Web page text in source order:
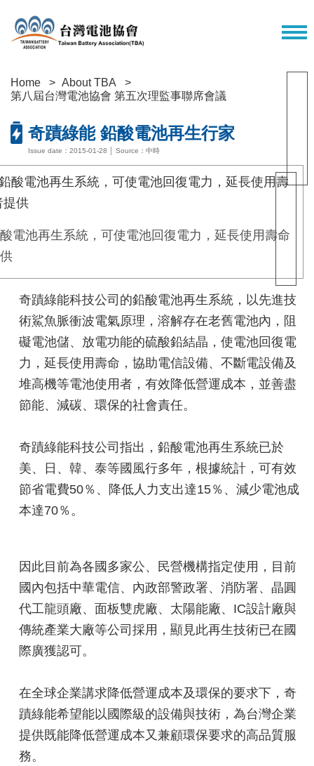
Home
About TBA
第八屆台灣電池協會 第五次理監事聯席會議
奇蹟綠能 鉛酸電池再生行家
Issue date：2015-01-28 │ Source：中時
電池再生系統，可使電池回復電力，延長使用壽命
奇蹟綠能科技公司的鉛酸電池再生系統，以先進技
術鯊魚脈衝波電氣原理，溶解存在老舊電池內，阻
礙電池儲、放電功能的硫酸鉛結晶，使電池回復電
力，延長使用壽命，協助電信設備、不斷電設備及
堆高機等電池使用者，有效降低營運成本，並善盡
節能、減碳、環保的社會責任。
奇蹟綠能科技公司指出，鉛酸電池再生系統已於
美、日、韓、泰等國風行多年，根據統計，可有效
節省電費50％、降低人力支出達15％、減少電池成
本達70％。
因此目前為各國多家公、民營機構指定使用，目前
國內包括中華電信、內政部警政署、消防署、晶圓
代工龍頭廠、面板雙虎廠、太陽能廠、IC設計廠與
傳統產業大廠等公司採用，顯見此再生技術已在國
際廣獲認可。
在全球企業講求降低營運成本及環保的要求下，奇
蹟綠能希望能以國際級的設備與技術，為台灣企業
提供既能降低營運成本又兼顧環保要求的高品質服
務。